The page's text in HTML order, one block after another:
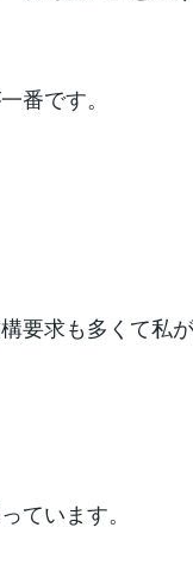
番です。
要求も多くて私
ています。